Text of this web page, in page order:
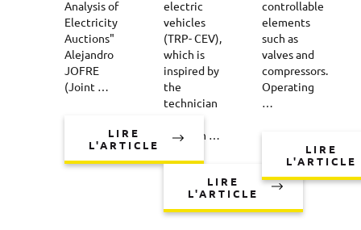
Analysis of
Electricity
Auctions"
Alejandro
JOFRE
(Joint …
LIRE
L'ARTICLE
electric
vehicles
(TRP- CEV),
which is
inspired by
the
technician
problem …
LIRE
L'ARTICLE
controllable
elements
such as
valves and
compressors.
Operating
…
LIRE
L'ARTICLE